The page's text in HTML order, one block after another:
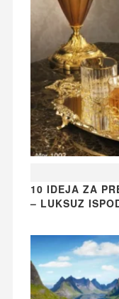
10 IDEJA ZA
– LUKSUZ